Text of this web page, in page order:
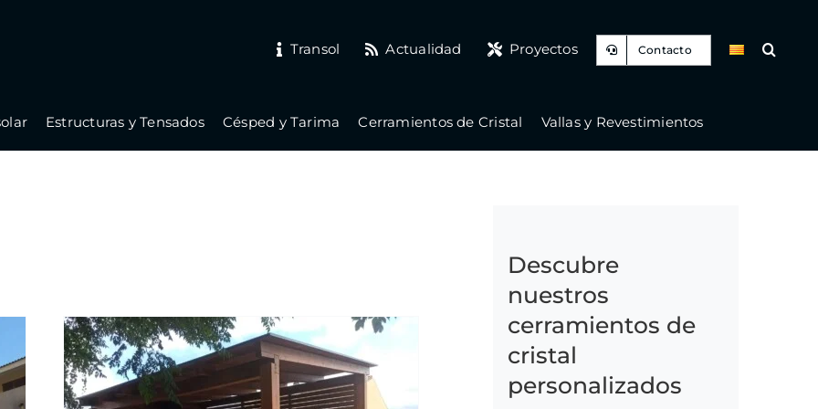
Transol Actualidad Proyectos Contacto
Estructuras y Tensados Césped y Tarima Cerramientos de Cristal Vallas y Revestimientos
Descubre
nuestros
cerramientos de
cristal
personalizados